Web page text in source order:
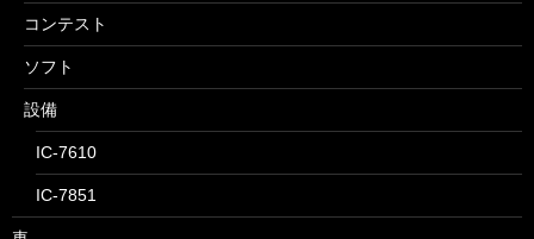
コンテスト
ソフト
設備
IC-7610
IC-7851